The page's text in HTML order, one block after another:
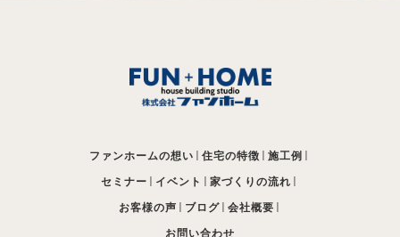
ファンホームの想い 住宅の特徴
施工例
セミナー
イベント
家づくりの流れ
お客様の声
ブログ
会社概要
お問い合わせ